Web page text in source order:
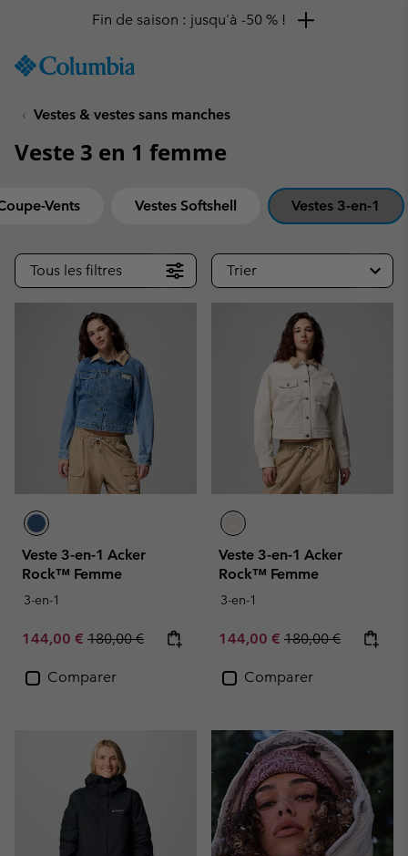
TO
SKIP
MAIN
SKIP
Fin de saison : jusqu'à -50 % !
Vestes & vestes sans manches
Veste 3 en 1 femme
Vents Vestes Softshell Vestes 3-en-1
Tous les filtres Trier
Veste 3-en-1 Acker
Rock™ Femme
3-en-1
Sale price:
144,00 € Regular price:
180,00 €
Comparer
Veste 3-en-1 Acker
Rock™ Femme
3-en-1
Sale price:
144,00 € Regular price:
180,00 €
Comparer